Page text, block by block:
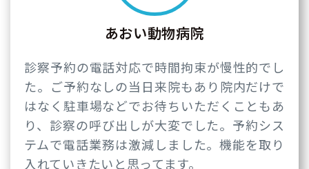
あおい動物病院
診察予約の電話対応で時間拘束が慢性的でし
た。ご予約なしの当日来院もあり院内だけで
はなく駐車場などでお待ちいただくこともあ
り、診察の呼び出しが大変でした。予約シス
テムで電話業務は激減しました。機能を取り
入れていきたいと思ってます。